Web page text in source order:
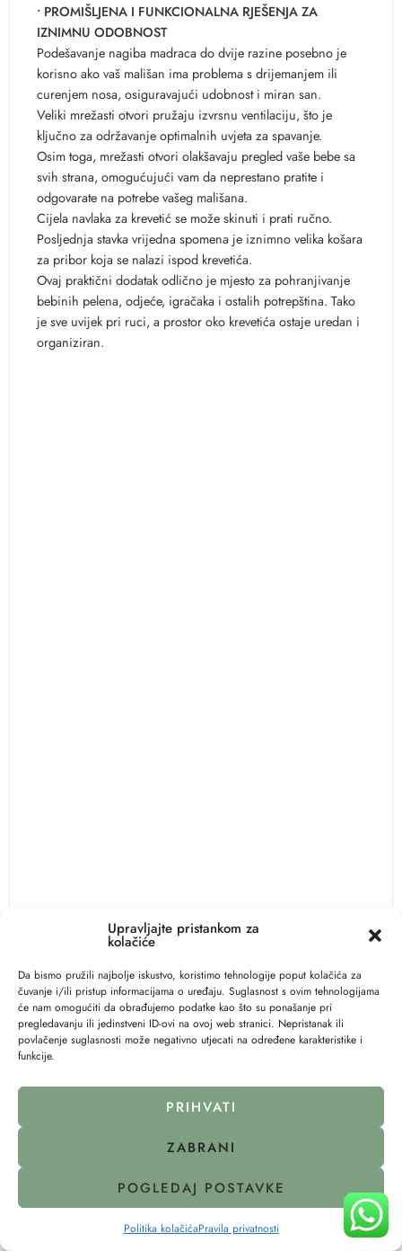
Upravljajte pristankom za
kolačiće
Da bismo pružili najbolje iskustvo, koristimo tehnologije poput kolačića za
čuvanje i/ili pristup informacijama o uređaju. Suglasnost s ovim tehnologijama
će nam omogućiti da obrađujemo podatke kao što su ponašanje pri
pregledavanju ili jedinstveni ID-ovi na ovoj web stranici. Nepristanak ili
povlačenje suglasnosti može negativno utjecati na određene karakteristike i
funkcije.
PRIHVATI
ZABRANI
POGLEDAJ POSTAVKE
Politika kolačićaPravila privatnosti
• PROMIŠLJENA I FUNKCIONALNA RJEŠENJA ZA
IZNIMNU ODOBNOST
Podešavanje nagiba madraca do dvije razine posebno je
korisno ako vaš mališan ima problema s drijemanjem ili
curenjem nosa, osiguravajući udobnost i miran san.
Veliki mrežasti otvori pružaju izvrsnu ventilaciju, što je
ključno za održavanje optimalnih uvjeta za spavanje.
Osim toga, mrežasti otvori olakšavaju pregled vaše bebe sa
svih strana, omogućujući vam da neprestano pratite i
odgovarate na potrebe vašeg mališana.
Cijela navlaka za krevetić se može skinuti i prati ručno.
Posljednja stavka vrijedna spomena je iznimno velika košara
za pribor koja se nalazi ispod krevetića.
Ovaj praktični dodatak odlično je mjesto za pohranjivanje
bebinih pelena, odjeće, igračaka i ostalih potrepština. Tako
je sve uvijek pri ruci, a prostor oko krevetića ostaje uredan i
organiziran.
GLAVNE ZNAČAJKE:
kolijevka
– mogućnost ljuljanja
– sklopivi krevetić
– Do 9 kg ili kada beba počne sjediti
– Madrac od visokokvalitetne pjene
– Podešavanje visine u 6 razina
Okvir: Čelik, plastika
Raskid ugovora